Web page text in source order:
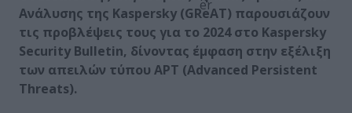
Ανάλυσης της Kaspersky (GReAT) παρουσιάζουν
τις προβλέψεις τους για το 2024στο Kaspersky
Security Bulletin, δίνοντας έμφαση στην εξέλιξη
των απειλών τύπου APT (Advanced Persistent
Threats).